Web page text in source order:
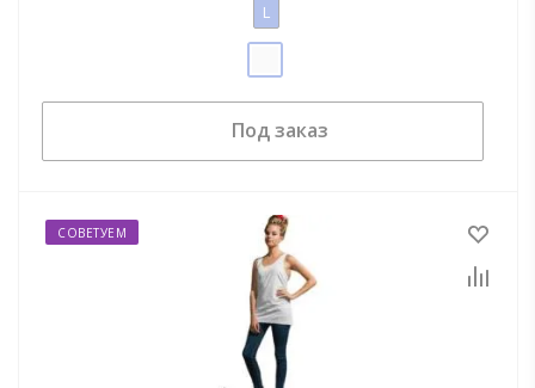
L
Под заказ
СОВЕТУЕМ